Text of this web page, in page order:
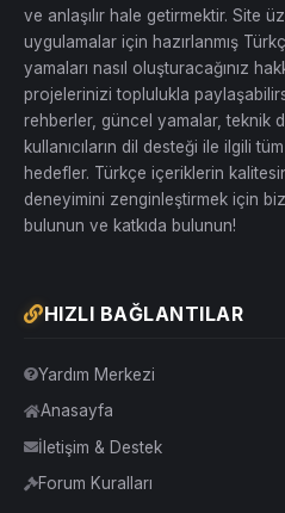
ve anlaşılır hale getirmektir. Site
uygulamalar için hazırlanmış
yamaları nasıl oluşturacağınız
projelerinizi toplulukla
rehberler, güncel yamalar, teknik
kullanıcıların dil desteği ile ilgili
hedefler. Türkçe içeriklerin
deneyimini zenginleştirmek için
bulunun ve katkıda bulunun!
HIZLI BAĞLANTILAR
Yardım Merkezi
Anasayfa
İletişim & Destek
Forum Kuralları